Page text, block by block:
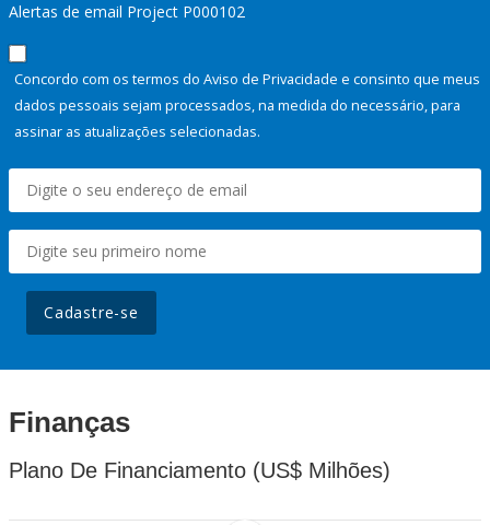
Alertas de email Project P000102
Concordo com os termos do Aviso de Privacidade e consinto que meus
dados pessoais sejam processados, na medida do necessário, para
assinar as atualizações selecionadas.
Cadastre-se
Finanças
Plano De Financiamento (US$ Milhões)